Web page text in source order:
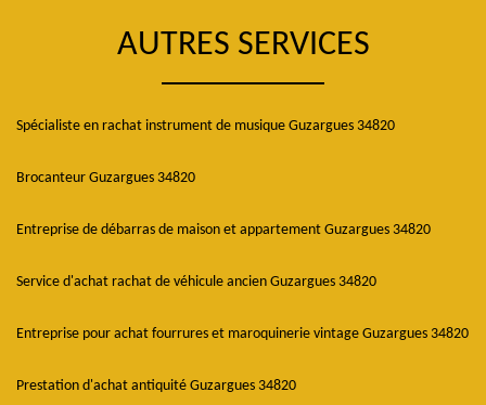
AUTRES SERVICES
Spécialiste en rachat instrument de musique Guzargues 34820
Brocanteur Guzargues 34820
Entreprise de débarras de maison et appartement Guzargues 34820
Service d'achat rachat de véhicule ancien Guzargues 34820
Entreprise pour achat fourrures et maroquinerie vintage Guzargues 34820
Prestation d'achat antiquité Guzargues 34820